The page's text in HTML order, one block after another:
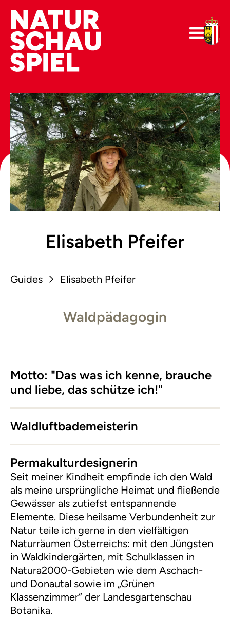
Elisabeth Pfeifer
Guides Elisabeth Pfeifer
Waldpädagogin
Motto: "Das was ich kenne, brauche
und liebe, das schütze ich!"
Waldluftbademeisterin
Permakulturdesignerin
Seit meiner Kindheit empfinde ich den Wald
als meine ursprüngliche Heimat und fließende
Gewässer als zutiefst entspannende
Elemente. Diese heilsame Verbundenheit zur
Natur teile ich gerne in den vielfältigen
Naturräumen Österreichs: mit den Jüngsten
in Waldkindergärten, mit Schulklassen in
Natura2000-Gebieten wie dem Aschach-
und Donautal sowie im „Grünen
Klassenzimmer“ der Landesgartenschau
Botanika.